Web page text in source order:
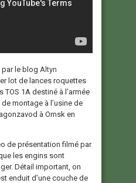
le blog Altyn
lot de lances roquettes
1A destiné à l’armée
montage à l’usine de
à Omsk en
de présentation filmé par
les engins sont
Détail important, on
enduit d’une couche de